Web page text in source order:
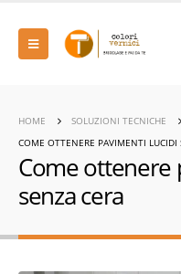
HOME
SOLUZIONI TECNICHE
COME OTTENERE PAVIMENTI LUCIDI
Come ottenere
senza cera